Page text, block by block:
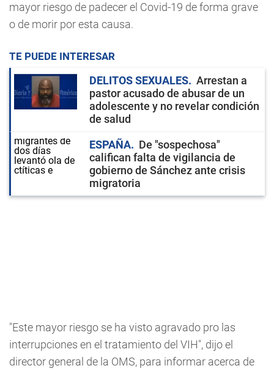
mayor riesgo de padecer el Covid-19 de forma grave
o de morir por esta causa.
TE PUEDE INTERESAR
DELITOS SEXUALES
Arrestan a
pastor acusado de abusar de un
adolescente y no revelar condición
de salud
ESPAÑA
De "sospechosa"
califican falta de vigilancia de
gobierno de Sánchez ante crisis
migratoria
"Este mayor riesgo se ha visto agravado pro las
interrupciones en el tratamiento del VIH", dijo el
director general de la OMS, para informar acerca de